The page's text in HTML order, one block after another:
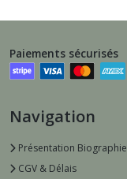
Paiements sécurisés
Navigation
Présentation Biographie
CGV & Délais